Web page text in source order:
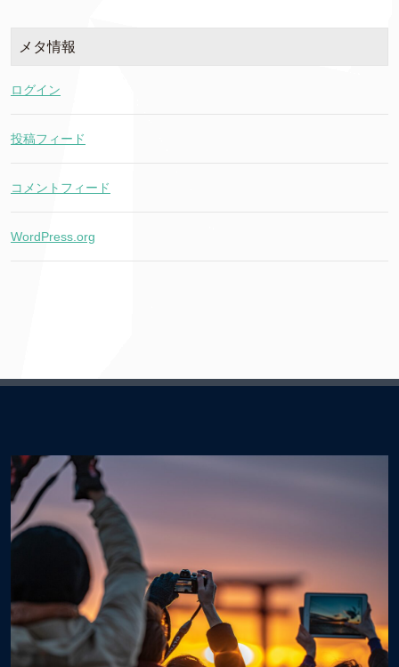
メタ情報
ログイン
投稿フィード
コメントフィード
WordPress.org